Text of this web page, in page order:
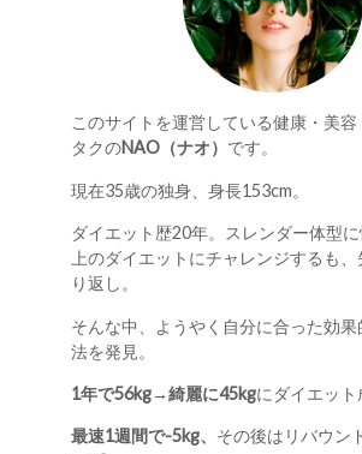
このサイトを運営している健康・美
タクのNAO（ナオ） です。
現在35歳の独身、身長153cm。
ダイエット歴20年。スレンダー体型
上のダイエットにチャレンジするも
り返し。
そんな中、ようやく自分に合った効果
法を発見。
1年で56kg→綺麗に45kgにダイエット
最速1週間で-5kg、 その後はリバウン